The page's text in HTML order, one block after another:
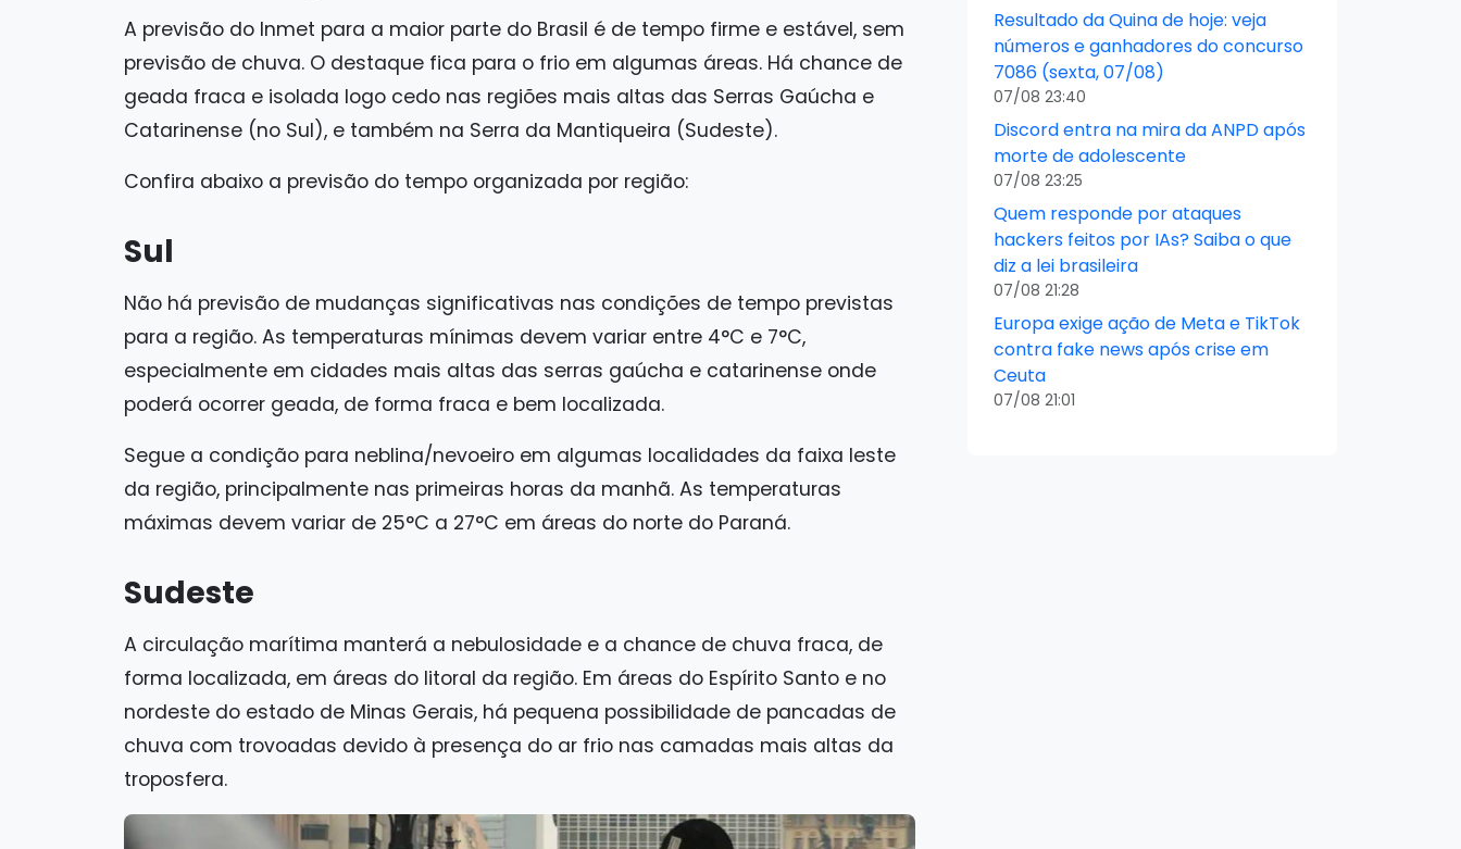
A previsão do Inmet para a maior parte do Brasil é de tempo firme e estável, sem
previsão de chuva. O destaque fica para o frio em algumas áreas. Há chance de
geada fraca e isolada logo cedo nas regiões mais altas das Serras Gaúcha e
Catarinense (no Sul), e também na Serra da Mantiqueira (Sudeste).
Confira abaixo a previsão do tempo organizada por região:
Sul
Não há previsão de mudanças significativas nas condições de tempo previstas
para a região. As temperaturas mínimas devem variar entre 4°C e 7°C,
especialmente em cidades mais altas das serras gaúcha e catarinense onde
poderá ocorrer geada, de forma fraca e bem localizada.
Segue a condição para neblina/nevoeiro em algumas localidades da faixa leste
da região, principalmente nas primeiras horas da manhã. As temperaturas
máximas devem variar de 25°C a 27°C em áreas do norte do Paraná.
Sudeste
A circulação marítima manterá a nebulosidade e a chance de chuva fraca, de
forma localizada, em áreas do litoral da região. Em áreas do Espírito Santo e no
nordeste do estado de Minas Gerais, há pequena possibilidade de pancadas de
chuva com trovoadas devido à presença do ar frio nas camadas mais altas da
troposfera.
Resultado da Quina de hoje: veja
números e ganhadores do concurso
7086 (sexta, 07/08)
07/08 23:40
Discord entra na mira da ANPD após
morte de adolescente
07/08 23:25
Quem responde por ataques
hackers feitos por IAs? Saiba o que
diz a lei brasileira
07/08 21:28
Europa exige ação de Meta e TikTok
contra fake news após crise em
Ceuta
07/08 21:01